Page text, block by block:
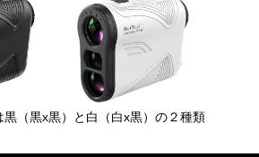
（黒x黒）と白（白x黒）の２種類